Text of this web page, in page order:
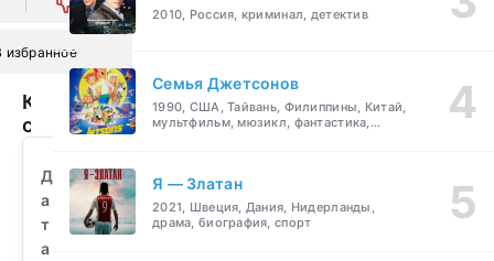
избранное
Конец
света
смотреть
бесплатно
Д
а
т
а
2010, Россия, криминал, детектив
Семья Джетсонов
1990, США, Тайвань, Филиппины, Китай,
мультфильм, мюзикл, фантастика,
Я — Златан
2021, Швеция, Дания, Нидерланды,
драма, биография, спорт